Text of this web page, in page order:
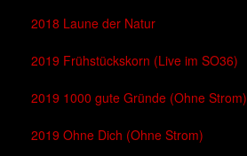
2018 Laune der Natur
2019 Frühstückskorn (Live im SO36)
2019 1000 gute Gründe (Ohne Strom)
2019 Ohne Dich (Ohne Strom)